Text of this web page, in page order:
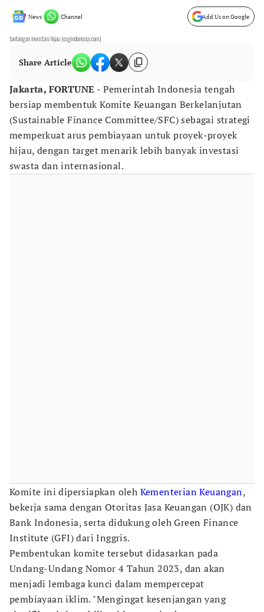
News Channel Add Us on Google
tantangan investasi hijau (esgindonesia.com)
Share Article
Jakarta, FORTUNE - Pemerintah Indonesia tengah
bersiap membentuk Komite Keuangan Berkelanjutan
(Sustainable Finance Committee/SFC) sebagai strategi
memperkuat arus pembiayaan untuk proyek-proyek
hijau, dengan target menarik lebih banyak investasi
swasta dan internasional.
Komite ini dipersiapkan oleh Kementerian Keuangan,
bekerja sama dengan Otoritas Jasa Keuangan (OJK) dan
Bank Indonesia, serta didukung oleh Green Finance
Institute (GFI) dari Inggris.
Pembentukan komite tersebut didasarkan pada
Undang-Undang Nomor 4 Tahun 2023, dan akan
menjadi lembaga kunci dalam mempercepat
pembiayaan iklim. "Mengingat kesenjangan yang